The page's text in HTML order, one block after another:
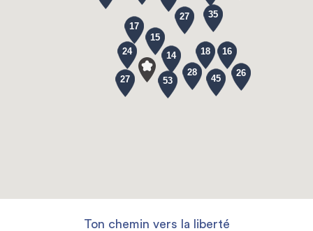
35
27
16
26
53
14
45
17
15
18
24
28
27
Ton chemin vers la liberté